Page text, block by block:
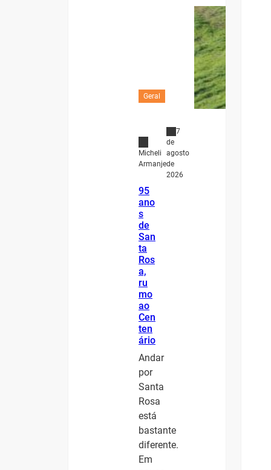
Geral
Micheli
Armanje
7
de
agosto
de
2026
95
ano
s
de
San
ta
Ros
a,
ru
mo
ao
Cen
ten
ário
Andar
por
Santa
Rosa
está
bastante
diferente.
Em